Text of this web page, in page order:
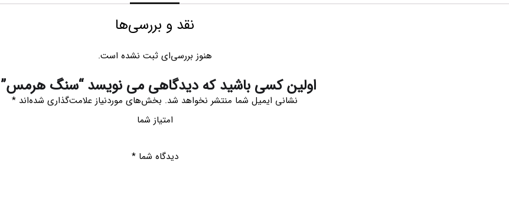
نقد و بررسی‌ها
هنوز بررسی‌ای ثبت نشده است.
اولین کسی باشید که دیدگاهی می نویسد “سنگ هرمس”
نشانی ایمیل شما منتشر نخواهد شد. بخش‌های موردنیاز علامت‌گذاری شده‌اند *
امتیاز شما
دیدگاه شما*